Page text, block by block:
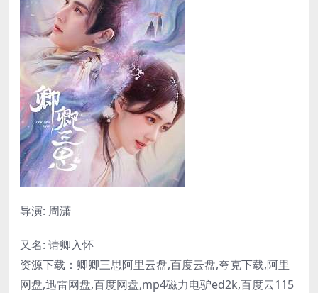
导演: 周潇
又名: 请卿入怀
资源下载：卿卿三思阿里云盘,百度云盘,夸克下载,阿里
网盘,迅雷网盘,百度网盘,mp4磁力电驴ed2k,百度云115